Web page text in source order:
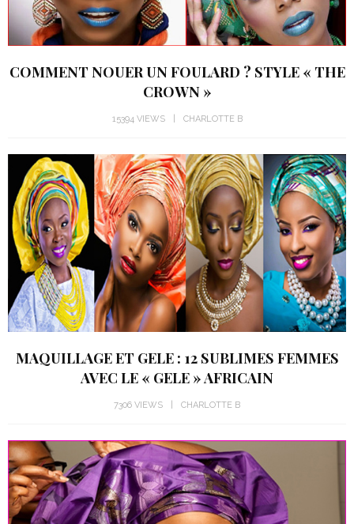
COMMENT NOUER UN FOULARD ? STYLE « THE
CROWN »
15394 VIEWS CHARLOTTE B
MAQUILLAGE ET GELE : 12 SUBLIMES FEMMES
AVEC LE « GELE » AFRICAIN
7306 VIEWS CHARLOTTE B